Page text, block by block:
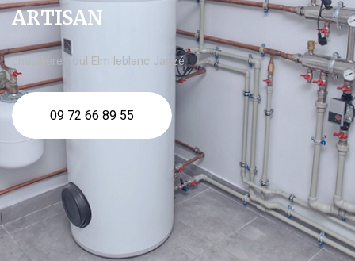
ARTISAN
chaudière fioul Elm leblanc Janzé
09 72 66 89 55